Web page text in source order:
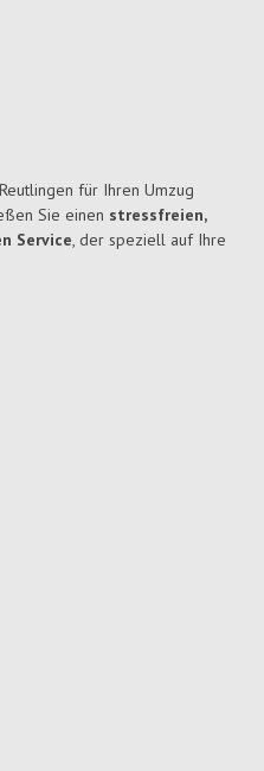
für Ihren Umzug
Sie einen stressfreien,
Service, der speziell auf Ihre